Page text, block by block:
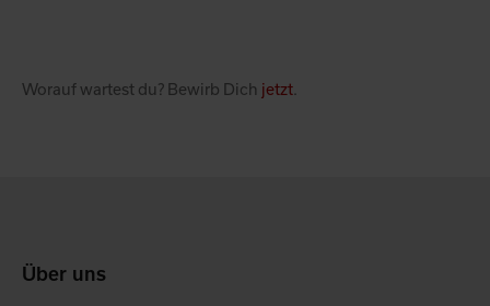
Worauf wartest du? Bewirb Dich jetzt
Über uns